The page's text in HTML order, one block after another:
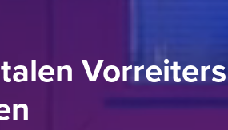
Vorreiters